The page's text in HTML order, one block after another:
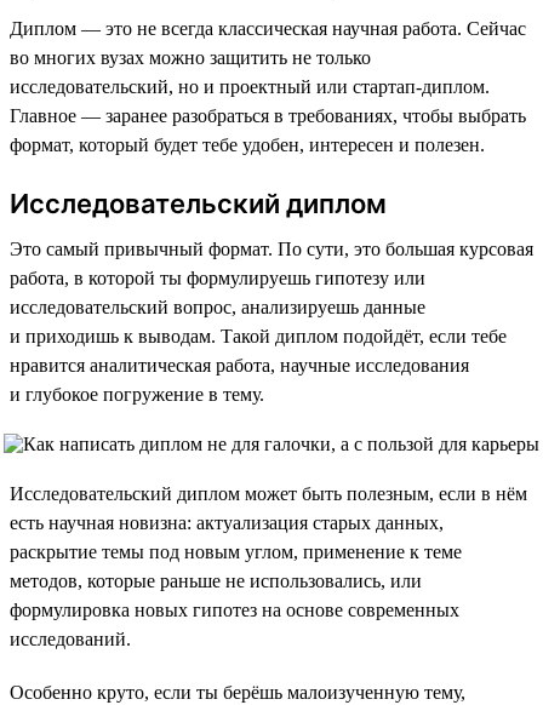
Диплом — это не всегда классическая научная работа. Сейчас
во многих вузах можно защитить не только
исследовательский, но и проектный или стартап-диплом.
Главное — заранее разобраться в требованиях, чтобы выбрать
формат, который будет тебе удобен, интересен и полезен.
Исследовательский диплом
Это самый привычный формат. По сути, это большая курсовая
работа, в которой ты формулируешь гипотезу или
исследовательский вопрос, анализируешь данные
и приходишь к выводам. Такой диплом подойдёт, если тебе
нравится аналитическая работа, научные исследования
и глубокое погружение в тему.
Исследовательский диплом может быть полезным, если в нём
есть научная новизна: актуализация старых данных,
раскрытие темы под новым углом, применение к теме
методов, которые раньше не использовались, или
формулировка новых гипотез на основе современных
исследований.
Особенно круто, если ты берёшь малоизученную тему,